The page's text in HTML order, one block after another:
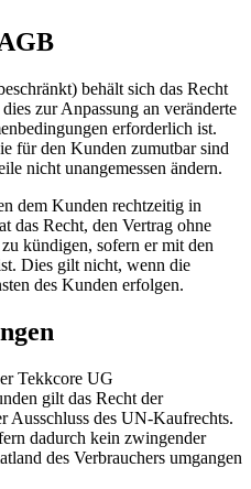
behält sich das Recht
zur Anpassung an veränderte
erforderlich ist.
für den Kunden zumutbar sind
nicht unangemessen ändern.
dem Kunden rechtzeitig in
das Recht, den Vertrag ohne
kündigen, sofern er mit den
Dies gilt nicht, wenn die
des Kunden erfolgen.
Tekkcore UG
gilt das Recht der
Ausschluss des UN-Kaufrechts.
dadurch kein zwingender
des Verbrauchers umgangen